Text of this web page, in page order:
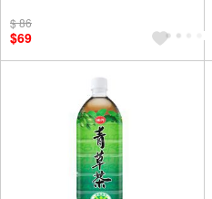
$ 86
$69